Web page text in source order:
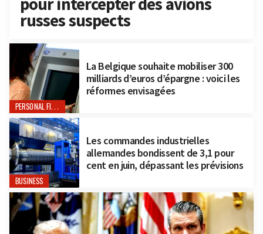
russes suspects
PERSONAL FINANCE
La Belgique souhaite mobiliser 300
milliards d’euros d’épargne : voici les
réformes envisagées
BUSINESS
Les commandes industrielles
allemandes bondissent de 3,1 pour
cent en juin, dépassant les prévisions